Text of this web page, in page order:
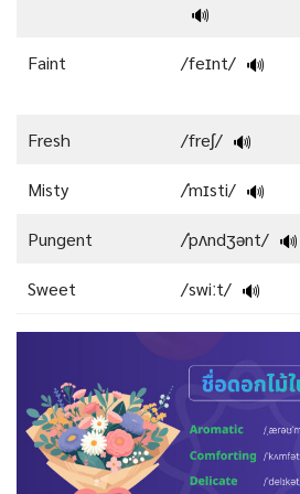
🔊
Faint /feɪnt/ 🔊
Fresh /freʃ/ 🔊
Misty /ˈmɪsti/ 🔊
Pungent /ˈpʌndʒənt/ 🔊
Sweet /swiːt/ 🔊